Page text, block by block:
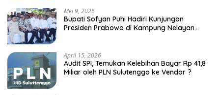
Mei 9, 2026
Bupati Sofyan Puhi Hadiri Kunjungan
Presiden Prabowo di Kampung Nelayan
April 15, 2026
Audit SPI, Temukan Kelebihan Bayar Rp 41,8
Miliar oleh PLN Sulutenggo ke Vendor ?